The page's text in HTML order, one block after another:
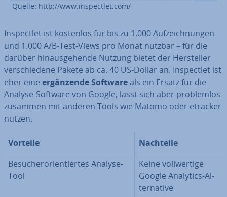
Quelle: http://www.in­spect­let.com/
In­spect­let ist kostenlos für bis zu 1.000 Auf­zeich­nun­gen
und 1.000 A/B-Test-Views pro Monat nutzbar – für die
darüber hin­aus­ge­hen­de Nutzung bietet der Her­stel­ler
ver­schie­de­ne Pakete ab ca. 40 US-Dollar an. In­spect­let ist
eher eine er­gän­zen­de Softwareals ein Ersatz für die
Analyse-Software von Google, lässt sich aber pro­blem­los
zusammen mit anderen Tools wie Matomo oder etracker
nutzen.
Vorteile
Nachteile
Be­su­cher­ori­en­tier­tes Analyse-
Tool
Keine voll­wer­ti­ge
Google Analytics-Al­
ter­na­ti­ve